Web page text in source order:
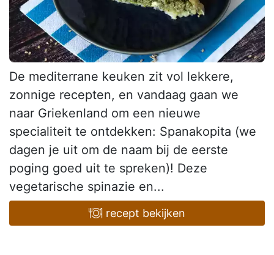
De mediterrane keuken zit vol lekkere,
zonnige recepten, en vandaag gaan we
naar Griekenland om een nieuwe
specialiteit te ontdekken: Spanakopita (we
dagen je uit om de naam bij de eerste
poging goed uit te spreken)! Deze
vegetarische spinazie en...
recept bekijken